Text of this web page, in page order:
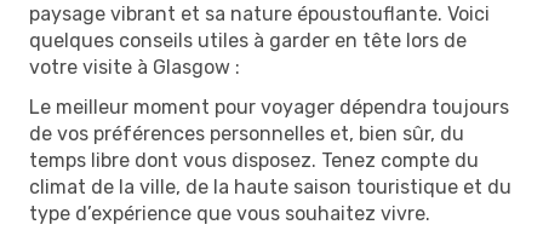
paysage vibrant et sa nature époustouflante. Voici
quelques conseils utiles à garder en tête lors de
votre visite à Glasgow :
Le meilleur moment pour voyager dépendra toujours
de vos préférences personnelles et, bien sûr, du
temps libre dont vous disposez. Tenez compte du
climat de la ville, de la haute saison touristique et du
type d’expérience que vous souhaitez vivre.